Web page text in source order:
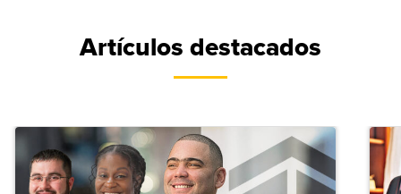
Artículos destacados